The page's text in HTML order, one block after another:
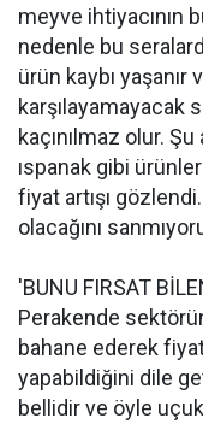
meyve ihtiyacının
nedenle bu
ürün kaybı yaşanır
karşılayamayacak
kaçınılmaz olur.
ıspanak gibi
fiyat artışı
olacağını
'BUNU FIRSAT
Perakende
bahane ederek
yapabildiğini dile
bellidir ve öyle